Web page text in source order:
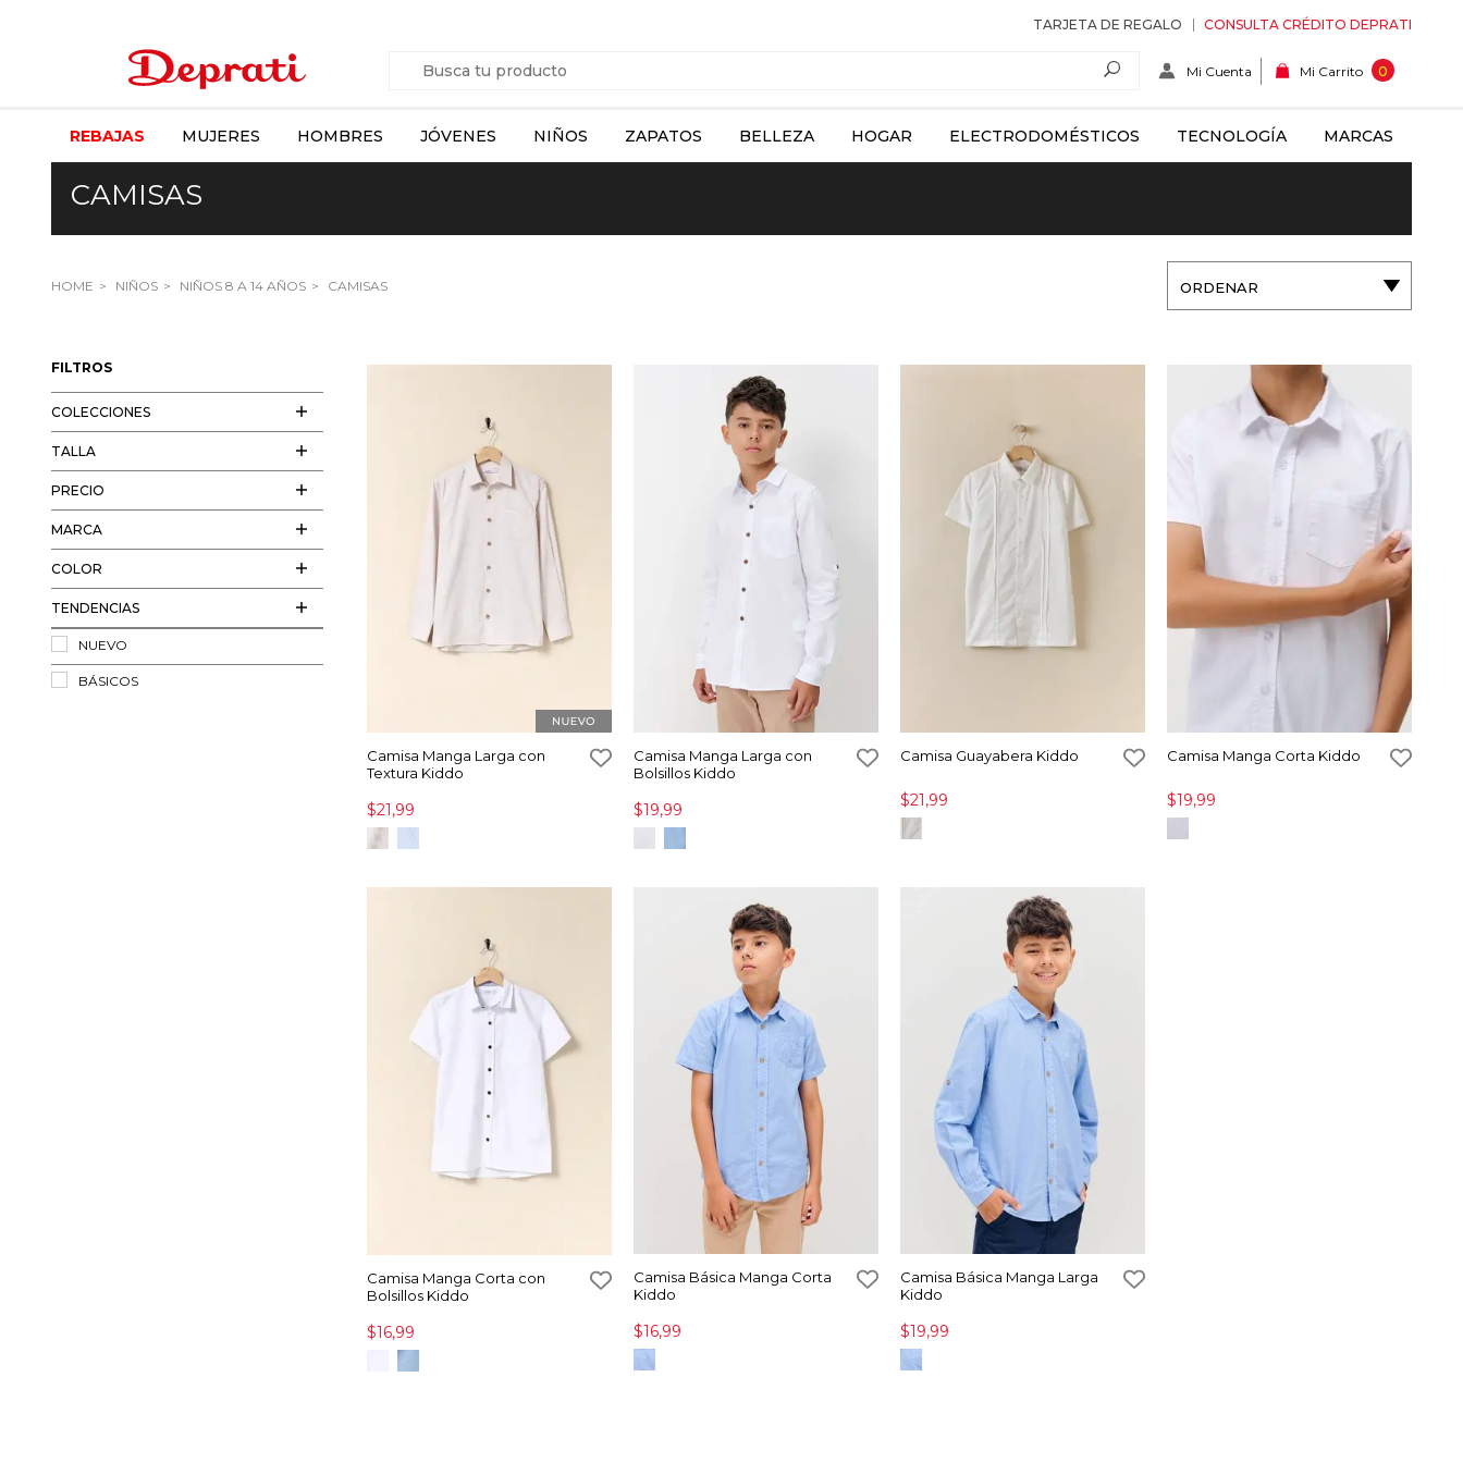
TARJETA DE REGALO CONSULTA CRÉDITO DEPRATI
Mi Cuenta Mi Carrito 0
REBAJAS MUJERES HOMBRES JÓVENES NIÑOS ZAPATOS BELLEZA HOGAR ELECTRODOMÉSTICOS TECNOLOGÍA MARCAS
CAMISAS
HOME NIÑOS NIÑOS 8 A 14 AÑOS CAMISAS ORDENAR
FILTROS
COLECCIONES
TALLA
PRECIO
MARCA
COLOR
TENDENCIAS
NUEVO
BÁSICOS
Camisa Manga Larga con
Textura Kiddo
$21,99
Camisa Manga Larga con
Bolsillos Kiddo
$19,99
Camisa Guayabera Kiddo
$21,99
Camisa Manga Corta Kiddo
$19,99
Camisa Manga Corta con
Bolsillos Kiddo
$16,99
Camisa Básica Manga Corta
Kiddo
$16,99
Camisa Básica Manga Larga
Kiddo
$19,99